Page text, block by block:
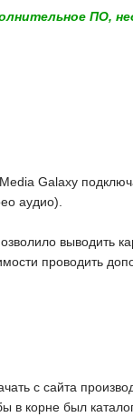
ПО,
Galaxy
аудио).
выводить
проводить
с сайта
в корне был